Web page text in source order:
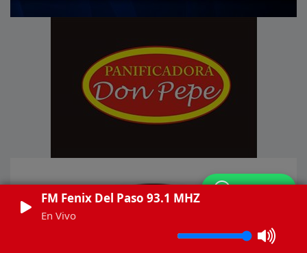
FM Fenix Del Paso 93.1 MHZ
En Vivo
WhatsApp